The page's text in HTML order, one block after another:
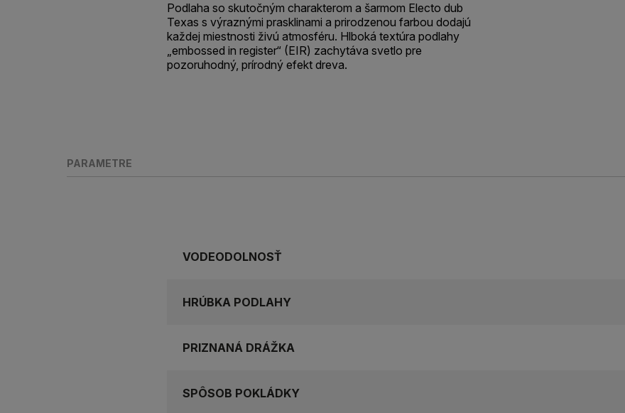
Podlaha so skutočným charakterom a šarmom Electo dub
Texas s výraznými prasklinami a prirodzenou farbou dodajú
každej miestnosti živú atmosféru. Hlboká textúra podlahy
„embossed in register“ (EIR) zachytáva svetlo pre
pozoruhodný, prírodný efekt dreva.
PARAMETRE
VODEODOLNOSŤ
HRÚBKA PODLAHY
PRIZNANÁ DRÁŽKA
SPÔSOB POKLÁDKY